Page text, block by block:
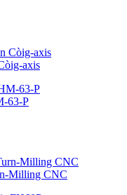
axis
63-P
Milling CNC